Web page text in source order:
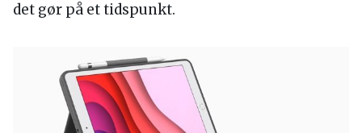
det gør på et tidspunkt.